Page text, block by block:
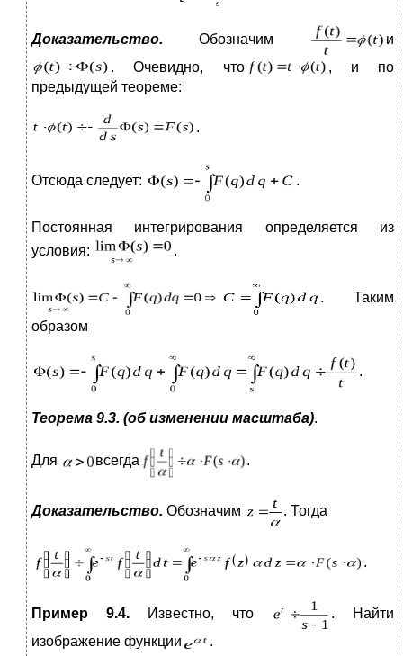
Доказательство. Обозначим
и
. Очевидно, что
, и по
предыдущей теореме:
.
Отсюда следует: .
Постоянная интегрирования определяется из
условия:
.
. Таким
образом
.
Теорема 9.3. (об изменении масштаба).
Для всегда .
Доказательство. Обозначим . Тогда
.
Пример 9.4. Известно, что
. Найти
изображение функции
.